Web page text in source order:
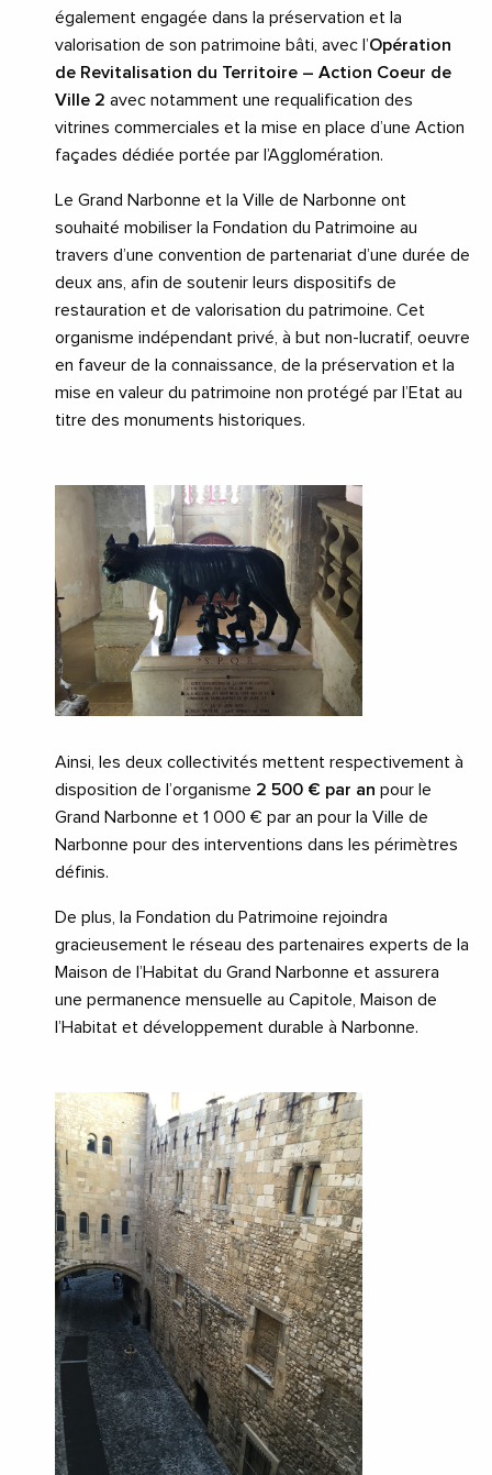
également engagée dans la préservation et la
valorisation de son patrimoine bâti, avec l’Opération
de Revitalisation du Territoire – Action Coeur de
Ville 2 avec notamment une requalification des
vitrines commerciales et la mise en place d’une Action
façades dédiée portée par l’Agglomération.
Le Grand Narbonne et la Ville de Narbonne ont
souhaité mobiliser la Fondation du Patrimoine au
travers d’une convention de partenariat d’une durée de
deux ans, afin de soutenir leurs dispositifs de
restauration et de valorisation du patrimoine. Cet
organisme indépendant privé, à but non-lucratif, oeuvre
en faveur de la connaissance, de la préservation et la
mise en valeur du patrimoine non protégé par l’Etat au
titre des monuments historiques.
Ainsi, les deux collectivités mettent respectivement à
disposition de l’organisme 2 500 € par an pour le
Grand Narbonne et 1 000 € par an pour la Ville de
Narbonne pour des interventions dans les périmètres
définis.
De plus, la Fondation du Patrimoine rejoindra
gracieusement le réseau des partenaires experts de la
Maison de l’Habitat du Grand Narbonne et assurera
une permanence mensuelle au Capitole, Maison de
l’Habitat et développement durable à Narbonne.